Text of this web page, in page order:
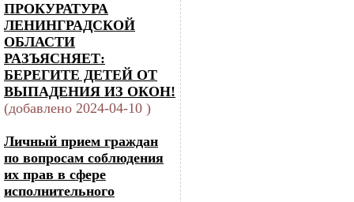
ПРОКУРАТУРА
ЛЕНИНГРАДСКОЙ
ОБЛАСТИ
РАЗЪЯСНЯЕТ:
БЕРЕГИТЕ ДЕТЕЙ ОТ
ВЫПАДЕНИЯ ИЗ ОКОН!
(добавлено 2024-04-10 )
Личный прием граждан
по вопросам соблюдения
их прав в сфере
исполнительного